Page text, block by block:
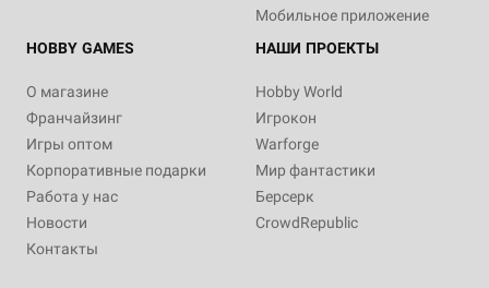
Мобильное приложение
HOBBY GAMES
О магазине
Франчайзинг
Игры оптом
Корпоративные подарки
Работа у нас
Новости
Контакты
НАШИ ПРОЕКТЫ
Hobby World
Игрокон
Warforge
Мир фантастики
Берсерк
CrowdRepublic